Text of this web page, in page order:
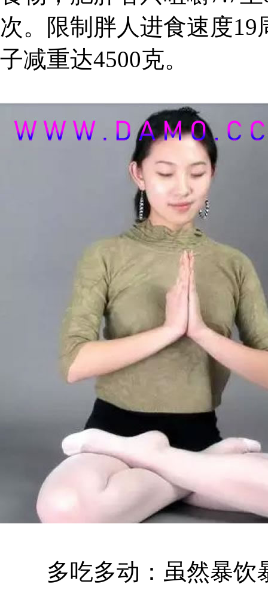
次。限制胖人进食速度
子减重达4500克。
多吃多动：虽然暴饮